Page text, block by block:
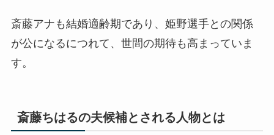
斎藤アナも結婚適齢期であり、姫野選手との関係
が公になるにつれて、世間の期待も高まっていま
す。
斎藤ちはるの夫候補とされる人物とは